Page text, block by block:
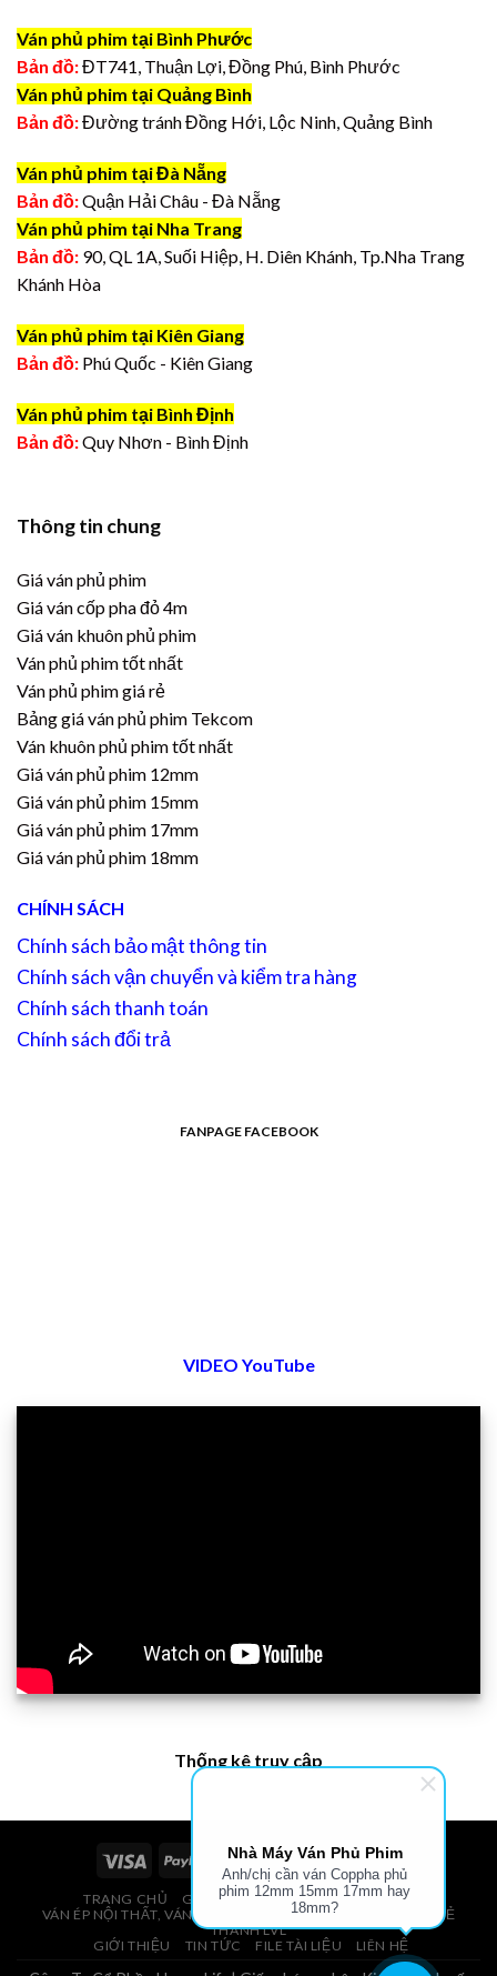
Ván phủ phim tại Bình Phước
Bản đồ:ĐT741, Thuận Lợi, Đồng Phú, Bình Phước
Ván phủ phim tại Quảng Bình
Bản đồ:Đường tránh Đồng Hới, Lộc Ninh, Quảng Bình
Ván phủ phim tại Đà Nẵng
Bản đồ:Quận Hải Châu - Đà Nẵng
Ván phủ phim tại Nha Trang
Bản đồ: 90, QL 1A, Suối Hiệp, H. Diên Khánh, Tp.Nha Trang
Khánh Hòa
Ván phủ phim tại Kiên Giang
Bản đồ: Phú Quốc - Kiên Giang
Ván phủ phim tại Bình Định
Bản đồ:Quy Nhơn - Bình Định
Thông tin chung
Giá ván phủ phim
Giá ván cốp pha đỏ 4m
Giá ván khuôn phủ phim
Ván phủ phim tốt nhất
Ván phủ phim giá rẻ
Bảng giá ván phủ phim Tekcom
Ván khuôn phủ phim tốt nhất
Giá ván phủ phim 12mm
Giá ván phủ phim 15mm
Giá ván phủ phim 17mm
Giá ván phủ phim 18mm
CHÍNH SÁCH
Chính sách bảo mật thông tin
Chính sách vận chuyển và kiểm tra hàng
Chính sách thanh toán
Chính sách đổi trả
FANPAGE FACEBOOK
VIDEO YouTube
Thống kê truy cập
TRANG CHỦ
GIÁ VÁN PHỦ PHIM, VÁN COPPHA
VÁN ÉP NỘI THẤT, VÁN ÉP BAO BÌ, VÁN SOFA, PALLETS, VÁN SẺ
THANH LVL
GIỚI THIỆU
TIN TỨC FILE TÀI LIỆU LIÊN HỆ
Nhà Máy Ván Phủ Phim
Anh/chị cần ván Coppha phủ
phim 12mm 15mm 17mm hay
18mm?